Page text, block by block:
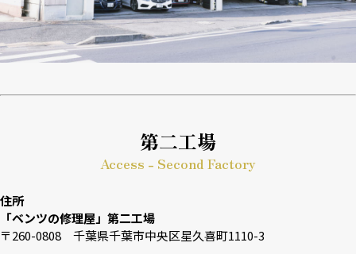
第二工場
Access - Second Factory
住所
「ベンツの修理屋」第二工場
〒260-0808 千葉県千葉市中央区星久喜町1110-3